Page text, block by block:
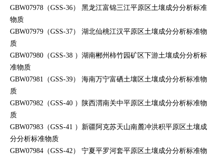
GBW07978（GSS-36） 黑龙江富锦三江平原区土壤成分分析标准
物质
GBW07979（GSS-37） 湖北仙桃江汉平原区 土壤成分分析标准物
质
GBW07980（GSS-38 ）湖南郴州柿竹园矿区下游土壤成分分析标
准物质
GBW07981（GSS-39） 海南万宁富硒土壤区 土壤成分分析标准物
质
GBW07982（GSS-40 ）陕西渭南关中平原区 土壤成分分析标准物
质
GBW07983（GSS-41 ）新疆阿克苏天山南麓冲洪积平原区 土壤成
分分析标准物质
GBW07984（GSS-42 ） 宁夏平罗河套平原区 土壤成分分析标准物